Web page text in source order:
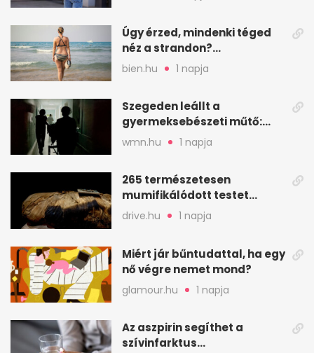
Úgy érzed, mindenki téged
néz a strandon?
Pszichológusok szerint más
áll a háttérben
bien.hu 1 napja
Szegeden leállt a
gyermeksebészeti műtő:
elfogytak a tartalékok
wmn.hu 1 napja
265 természetesen
mumifikálódott testet
találtak egy váci templom
drive.hu 1 napja
Miért jár bűntudattal, ha egy
nő végre nemet mond?
glamour.hu 1 napja
Az aszpirin segíthet a
szívinfarktus